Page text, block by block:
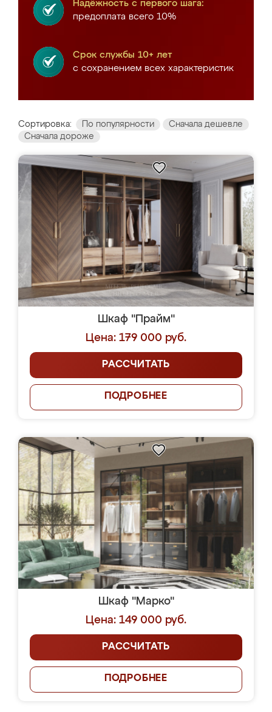
Надёжность с первого шага:
предоплата всего 10%
Срок службы 10+ лет
с сохранением всех характеристик
Сортировка: По популярности
Сначала дешевле
Сначала дороже
Шкаф "Прайм"
Цена: 179 000 руб.
РАССЧИТАТЬ
ПОДРОБНЕЕ
Шкаф "Марко"
Цена: 149 000 руб.
РАССЧИТАТЬ
ПОДРОБНЕЕ